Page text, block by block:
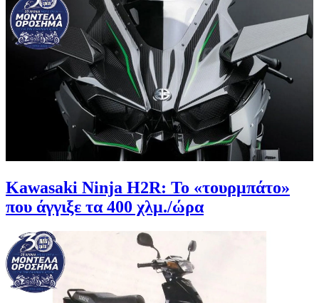
Kawasaki Ninja H2R: Το «τουρμπάτο»
που άγγιξε τα 400 χλμ./ώρα